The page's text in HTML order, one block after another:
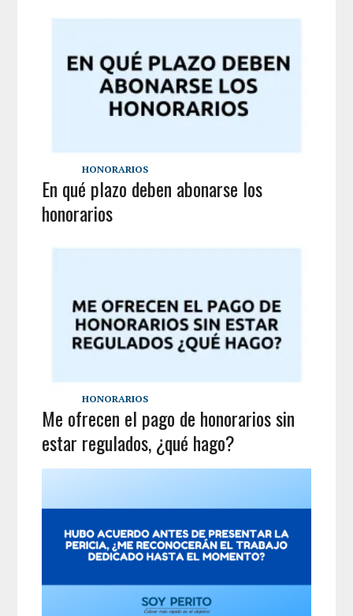
HONORARIOS
En qué plazo deben abonarse los
honorarios
HONORARIOS
Me ofrecen el pago de honorarios sin
estar regulados, ¿qué hago?